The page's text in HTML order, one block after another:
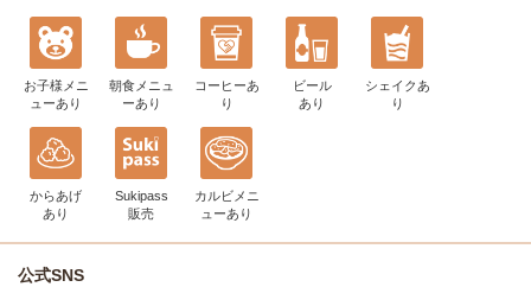
お子様メニ
ューあり
朝食メニュ
ーあり
コーヒーあ
り
ビール
あり
シェイク あ
り
からあげ
あり
Sukipass
販売
カルビメニ
ューあり
公式SNS